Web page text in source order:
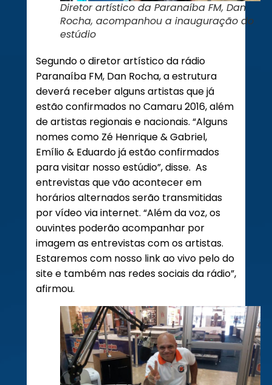
Diretor artístico da Paranaíba FM, Dan
Rocha, acompanhou a inauguração do
estúdio
Segundo o diretor artístico da rádio
Paranaíba FM, Dan Rocha, a estrutura
deverá receber alguns artistas que já
estão confirmados no Camaru 2016, além
de artistas regionais e nacionais. “Alguns
nomes como Zé Henrique & Gabriel,
Emílio & Eduardo já estão confirmados
para visitar nosso estúdio”, disse. As
entrevistas que vão acontecer em
horários alternados serão transmitidas
por vídeo via internet. “Além da voz, os
ouvintes poderão acompanhar por
imagem as entrevistas com os artistas.
Estaremos com nosso link ao vivo pelo do
site e também nas redes sociais da rádio”,
afirmou.